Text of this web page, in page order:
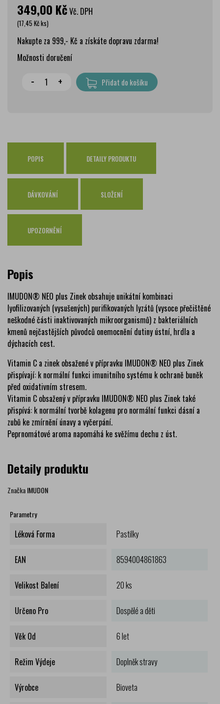
349,00 KčVč. DPH
(17,45 Kč ks)
Nakupte za 999,- Kč a získáte dopravu zdarma!
Možnosti doručení
Wolt doprava
zdarma
79 Kč
Osobní odběr Pražákova
zdarma
Osobní odběr Kounicova
Česká pošta
zdarma
PPL
GLS
zdarma
- + Přidat do košíku
POPIS DETAILY PRODUKTU
DÁVKOVÁNÍ SLOŽENÍ
UPOZORNĚNÍ
Popis
IMUDON® NEO plus Zinek obsahuje unikátní kombinaci
lyofilizovaných (vysušených) purifikovaných lyzátů (vysoce přečištěné
neškodné části inaktivovaných mikroorganismů) z bakteriálních
kmenů nejčastějších původců onemocnění dutiny ústní, hrdla a
dýchacích cest.
Vitamin C a zinek obsažené v přípravku IMUDON® NEO plus Zinek
přispívají: k normální funkci imunitního systému k ochraně buněk
před oxidativním stresem.
Vitamin C obsažený v přípravku IMUDON® NEO plus Zinek také
přispívá: k normální tvorbě kolagenu pro normální funkci dásní a
zubů ke zmírnění únavy a vyčerpání.
Peprnomátové aroma napomáhá ke svěžímu dechu z úst.
Detaily produktu
ZnačkaIMUDON
Parametry
Léková Forma Pastilky
EAN 8594004861863
Velikost Balení 20 ks
Určeno Pro Dospělé a děti
Věk Od 6 let
Režim Výdeje Doplněk stravy
Výrobce Bioveta